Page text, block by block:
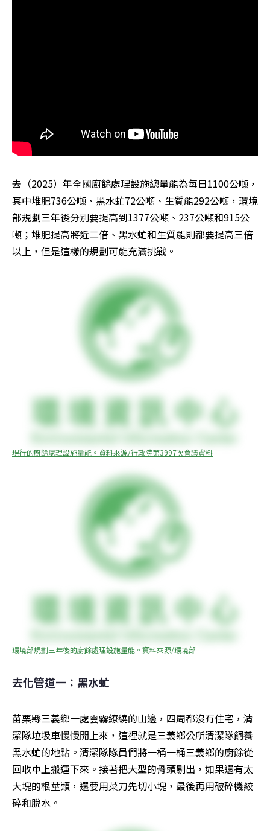
去（2025）年全國廚餘處理設施總量能為每日1100公噸，
其中堆肥736公噸、黑水虻72公噸、生質能292公噸，環境
部規劃三年後分別要提高到1377公噸、237公噸和915公
噸；堆肥提高將近二倍、黑水虻和生質能則都要提高三倍
以上，但是這樣的規劃可能充滿挑戰。
現行的廚餘處理設施量能。資料來源/行政院第3997次會議資料
環境部規劃三年後的廚餘處理設施量能。資料來源/環境部
去化管道一：黑水虻
苗栗縣三義鄉一處雲霧繚繞的山邊，四周都沒有住宅，清
潔隊垃圾車慢慢開上來，這裡就是三義鄉公所清潔隊飼養
黑水虻的地點。清潔隊隊員們將一桶一桶三義鄉的廚餘從
回收車上搬運下來。接著把大型的骨頭剔出，如果還有太
大塊的根莖類，還要用菜刀先切小塊，最後再用破碎機絞
碎和脫水。